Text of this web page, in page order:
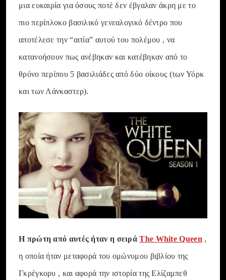
μια ευκαιρία για όσους ποτέ δεν έβγαλαν άκρη με το
πιο περίπλοκο βασιλικό γενεαλογικό δέντρο που
αποτέλεσε την “αιτία” αυτού του πολέμου , να
κατανοήσουν πως ανέβηκαν και κατέβηκαν από το
θρόνο περίπου 5 βασιλιάδες από δύο οίκους (των Υόρκ
και των Λάνκαστερ).
H πρώτη από αυτές ήταν η σειράThe White Queen ,
η οποία ήταν μεταφορά του ομώνυμου βιβλίου της
Γκρέγκορυ , και αφορά την ιστορία της Ελίζαμπεθ